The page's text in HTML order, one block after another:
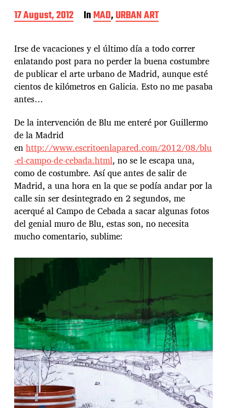
P
o
t
d
a
t
e
17 August, 2012 InMAD,URBAN ART
Irse de vacaciones y el último día a todo correr
enlatando post para no perder la buena costumbre
de publicar el arte urbano de Madrid, aunque esté
cientos de kilómetros en Galicia. Esto no me pasaba
antes…
De la intervención de Blu me enteré por Guillermo
de la Madrid
enhttp://www.escritoenlapared.com/2012/08/blu
-el-campo-de-cebada.html, no se le escapa una,
como de costumbre. Así que antes de salir de
Madrid, a una hora en la que se podía andar por la
calle sin ser desintegrado en 2 segundos, me
acerqué al Campo de Cebada a sacar algunas fotos
del genial muro de Blu, estas son, no necesita
mucho comentario, sublime: